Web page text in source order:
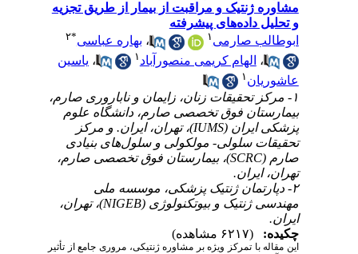
مشاوره ژنتیک و مراقبت از بیمار از طریق تجزیه
و تحلیل داده‌های پیشرفته
ابوطالب صارمی
،بهاره عباسی ۲
،الهام کریمی منصورآباد۱ ،یاسین
عاشوریان ۱
۱- مرکز تحقیقات زنان، زایمان و ناباروری صارم،
بیمارستان فوق تخصصی صارم، دانشگاه علوم
پزشکی ایران (IUMS)، تهران، ایران. و مرکز
تحقیقات سلولی- مولکولی و سلول‌های بنیادی
صارم (SCRC)، بیمارستان فوق تخصصی صارم،
تهران، ایران.
۲- دپارتمان ژنتیک پزشکی، موسسه ملی
مهندسی ژنتیک و بیوتکنولوژی (NIGEB)، تهران،
ایران.
چکیده:
این مقاله با تمرکز ویژه بر مشاوره ژنتیکی، مروری جامع از تأثیر